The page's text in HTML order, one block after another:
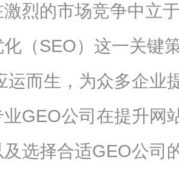
烈的市场竞争中立
（SEO）这一关键
运而生，为众多企业
GEO公司在提升网
选择合适GEO公司